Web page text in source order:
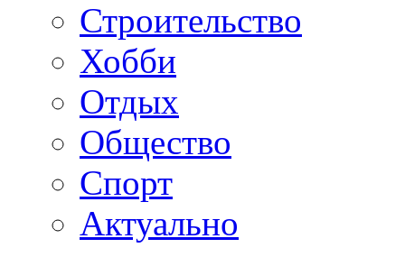
Строительство
Хобби
Отдых
Общество
Спорт
Актуально